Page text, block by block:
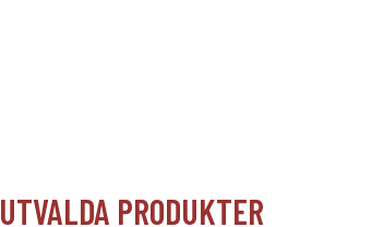
UTVALDA PRODUKTER